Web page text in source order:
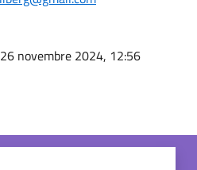
novembre 2024, 12:56